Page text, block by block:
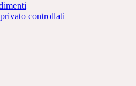
controllati